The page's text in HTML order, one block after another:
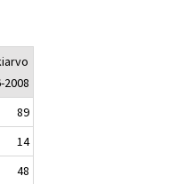
2008
89
14
48